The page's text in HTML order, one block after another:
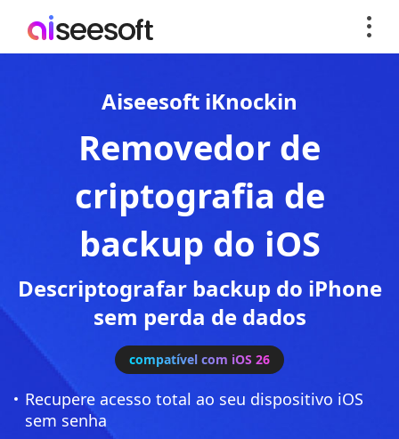
Aiseesoft iKnockin
Removedor de
criptografia de
backup do iOS
Descriptografar backup do iPhone
sem perda de dados
compatível com iOS 26
Recupere acesso total ao seu dispositivo iOS
sem senha